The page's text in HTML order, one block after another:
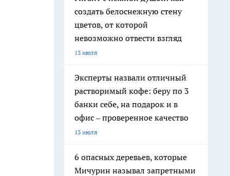
создать белоснежную стену
цветов, от которой
невозможно отвести взгляд
13 июля
Эксперты назвали отличный
растворимый кофе: беру по 3
банки себе, на подарок и в
офис – проверенное качество
13 июля
6 опасных деревьев, которые
Мичурин называл запретными